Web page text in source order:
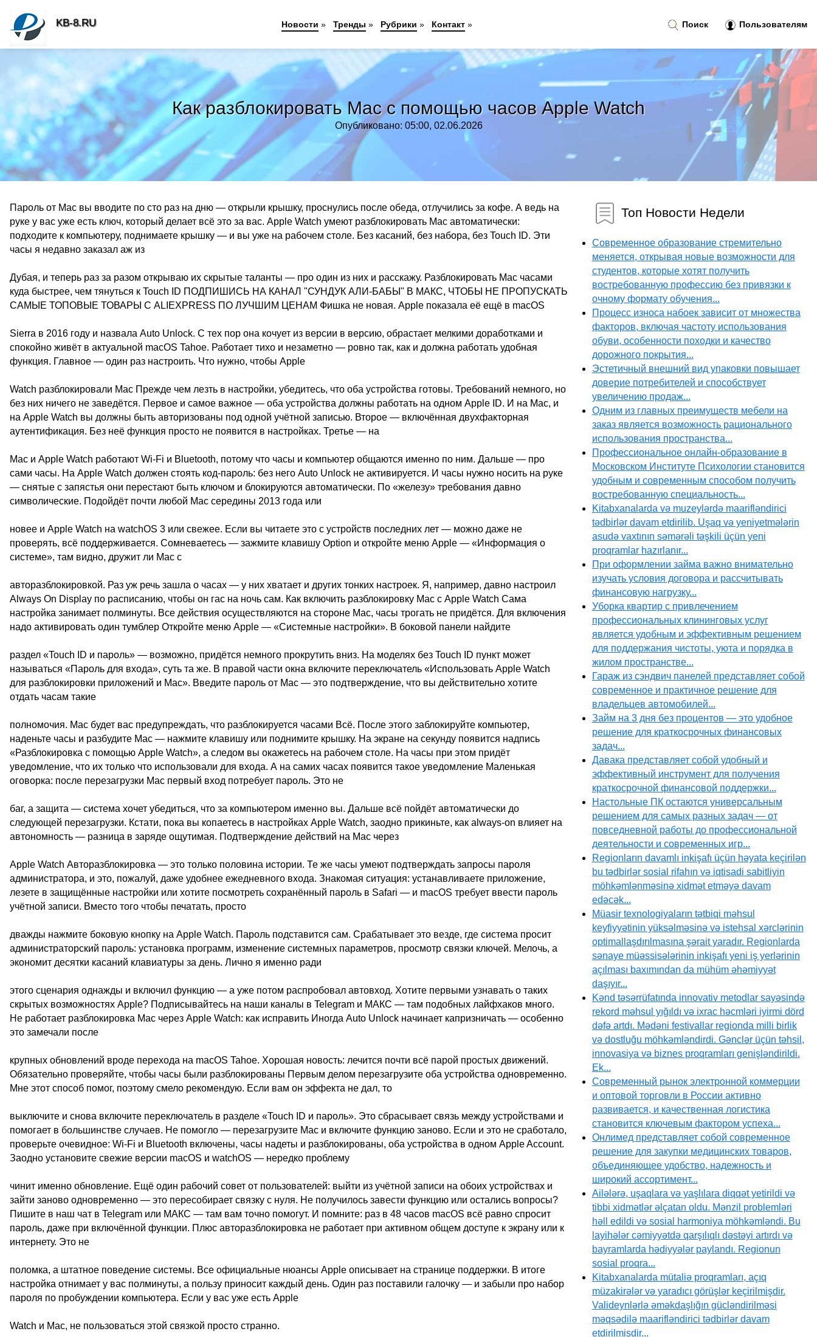
Как разблокировать Mac с помощью часов Apple Watch
Опубликовано: 05:00, 02.06.2026
Пароль от Mac вы вводите по сто раз на дню — открыли крышку, проснулись после обеда, отлучились за кофе. А ведь на
руке у вас уже есть ключ, который делает всё это за вас. Apple Watch умеют разблокировать Mac автоматически:
подходите к компьютеру, поднимаете крышку — и вы уже на рабочем столе. Без касаний, без набора, без Touch ID. Эти
часы я недавно заказал аж из
Дубая, и теперь раз за разом открываю их скрытые таланты — про один из них и расскажу. Разблокировать Mac часами
куда быстрее, чем тянуться к Touch ID ПОДПИШИСЬ НА КАНАЛ "СУНДУК АЛИ-БАБЫ" В МАКС, ЧТОБЫ НЕ ПРОПУСКАТЬ
САМЫЕ ТОПОВЫЕ ТОВАРЫ С ALIEXPRESS ПО ЛУЧШИМ ЦЕНАМ Фишка не новая. Apple показала её ещё в macOS
Sierra в 2016 году и назвала Auto Unlock. С тех пор она кочует из версии в версию, обрастает мелкими доработками и
спокойно живёт в актуальной macOS Tahoe. Работает тихо и незаметно — ровно так, как и должна работать удобная
функция. Главное — один раз настроить. Что нужно, чтобы Apple
Watch разблокировали Mac Прежде чем лезть в настройки, убедитесь, что оба устройства готовы. Требований немного, но
без них ничего не заведётся. Первое и самое важное — оба устройства должны работать на одном Apple ID. И на Mac, и
на Apple Watch вы должны быть авторизованы под одной учётной записью. Второе — включённая двухфакторная
аутентификация. Без неё функция просто не появится в настройках. Третье — на
Mac и Apple Watch работают Wi-Fi и Bluetooth, потому что часы и компьютер общаются именно по ним. Дальше — про
сами часы. На Apple Watch должен стоять код-пароль: без него Auto Unlock не активируется. И часы нужно носить на руке
— снятые с запястья они перестают быть ключом и блокируются автоматически. По «железу» требования давно
символические. Подойдёт почти любой Mac середины 2013 года или
новее и Apple Watch на watchOS 3 или свежее. Если вы читаете это с устройств последних лет — можно даже не
проверять, всё поддерживается. Сомневаетесь — зажмите клавишу Option и откройте меню Apple — «Информация о
системе», там видно, дружит ли Mac с
авторазблокировкой. Раз уж речь зашла о часах — у них хватает и других тонких настроек. Я, например, давно настроил
Always On Display по расписанию, чтобы он гас на ночь сам. Как включить разблокировку Mac с Apple Watch Сама
настройка занимает полминуты. Все действия осуществляются на стороне Mac, часы трогать не придётся. Для включения
надо активировать один тумблер Откройте меню Apple — «Системные настройки». В боковой панели найдите
раздел «Touch ID и пароль» — возможно, придётся немного прокрутить вниз. На моделях без Touch ID пункт может
называться «Пароль для входа», суть та же. В правой части окна включите переключатель «Использовать Apple Watch
для разблокировки приложений и Mac». Введите пароль от Mac — это подтверждение, что вы действительно хотите
отдать часам такие
полномочия. Mac будет вас предупреждать, что разблокируется часами Всё. После этого заблокируйте компьютер,
наденьте часы и разбудите Mac — нажмите клавишу или поднимите крышку. На экране на секунду появится надпись
«Разблокировка с помощью Apple Watch», а следом вы окажетесь на рабочем столе. На часы при этом придёт
уведомление, что их только что использовали для входа. А на самих часах появится такое уведомление Маленькая
оговорка: после перезагрузки Mac первый вход потребует пароль. Это не
баг, а защита — система хочет убедиться, что за компьютером именно вы. Дальше всё пойдёт автоматически до
следующей перезагрузки. Кстати, пока вы копаетесь в настройках Apple Watch, заодно прикиньте, как always-on влияет на
автономность — разница в заряде ощутимая. Подтверждение действий на Mac через
Apple Watch Авторазблокировка — это только половина истории. Те же часы умеют подтверждать запросы пароля
администратора, и это, пожалуй, даже удобнее ежедневного входа. Знакомая ситуация: устанавливаете приложение,
лезете в защищённые настройки или хотите посмотреть сохранённый пароль в Safari — и macOS требует ввести пароль
учётной записи. Вместо того чтобы печатать, просто
дважды нажмите боковую кнопку на Apple Watch. Пароль подставится сам. Срабатывает это везде, где система просит
администраторский пароль: установка программ, изменение системных параметров, просмотр связки ключей. Мелочь, а
экономит десятки касаний клавиатуры за день. Лично я именно ради
этого сценария однажды и включил функцию — а уже потом распробовал автовход. Хотите первыми узнавать о таких
скрытых возможностях Apple? Подписывайтесь на наши каналы в Telegram и МАКС — там подобных лайфхаков много.
Не работает разблокировка Mac через Apple Watch: как исправить Иногда Auto Unlock начинает капризничать — особенно
это замечали после
крупных обновлений вроде перехода на macOS Tahoe. Хорошая новость: лечится почти всё парой простых движений.
Обязательно проверяйте, чтобы часы были разблокированы Первым делом перезагрузите оба устройства одновременно.
Мне этот способ помог, поэтому смело рекомендую. Если вам он эффекта не дал, то
выключите и снова включите переключатель в разделе «Touch ID и пароль». Это сбрасывает связь между устройствами и
помогает в большинстве случаев. Не помогло — перезагрузите Mac и включите функцию заново. Если и это не сработало,
проверьте очевидное: Wi-Fi и Bluetooth включены, часы надеты и разблокированы, оба устройства в одном Apple Account.
Заодно установите свежие версии macOS и watchOS — нередко проблему
чинит именно обновление. Ещё один рабочий совет от пользователей: выйти из учётной записи на обоих устройствах и
зайти заново одновременно — это пересобирает связку с нуля. Не получилось завести функцию или остались вопросы?
Пишите в наш чат в Telegram или МАКС — там вам точно помогут. И помните: раз в 48 часов macOS всё равно спросит
пароль, даже при включённой функции. Плюс авторазблокировка не работает при активном общем доступе к экрану или к
интернету. Это не
поломка, а штатное поведение системы. Все официальные нюансы Apple описывает на странице поддержки. В итоге
настройка отнимает у вас полминуты, а пользу приносит каждый день. Один раз поставили галочку — и забыли про набор
пароля по пробуждении компьютера. Если у вас уже есть Apple
Watch и Mac, не пользоваться этой связкой просто странно.
Топ Новости Недели
Современное образование стремительно
меняется, открывая новые возможности для
студентов, которые хотят получить
востребованную профессию без привязки к
очному формату обучения...
Процесс износа набоек зависит от множества
факторов, включая частоту использования
обуви, особенности походки и качество
дорожного покрытия...
Эстетичный внешний вид упаковки повышает
доверие потребителей и способствует
увеличению продаж...
Одним из главных преимуществ мебели на
заказ является возможность рационального
использования пространства...
Профессиональное онлайн-образование в
Московском Институте Психологии становится
удобным и современным способом получить
востребованную специальность...
Kitabxanalarda və muzeylərdə maarifləndirici
tədbirlər davam etdirilib. Uşaq və yeniyetmələrin
asudə vaxtının səmərəli təşkili üçün yeni
proqramlar hazırlanır...
При оформлении займа важно внимательно
изучать условия договора и рассчитывать
финансовую нагрузку...
Уборка квартир с привлечением
профессиональных клининговых услуг
является удобным и эффективным решением
для поддержания чистоты, уюта и порядка в
жилом пространстве...
Гараж из сэндвич панелей представляет собой
современное и практичное решение для
владельцев автомобилей...
Займ на 3 дня без процентов — это удобное
решение для краткосрочных финансовых
задач...
Давака представляет собой удобный и
эффективный инструмент для получения
краткосрочной финансовой поддержки...
Настольные ПК остаются универсальным
решением для самых разных задач — от
повседневной работы до профессиональной
деятельности и современных игр...
Regionların davamlı inkişafı üçün həyata keçirilən
bu tədbirlər sosial rifahın və iqtisadi sabitliyin
möhkəmlənməsinə xidmət etməyə davam
edəcək...
Müasir texnologiyaların tətbiqi məhsul
keyfiyyətinin yüksəlməsinə və istehsal xərclərinin
optimallaşdırılmasına şərait yaradır. Regionlarda
sənaye müəssisələrinin inkişafı yeni iş yerlərinin
açılması baxımından da mühüm əhəmiyyət
daşıyır...
Kənd təsərrüfatında innovativ metodlar sayəsində
rekord məhsul yığıldı və ixrac həcmləri iyirmi dörd
dəfə artdı. Mədəni festivallar regionda milli birlik
və dostluğu möhkəmləndirdi. Gənclər üçün təhsil,
innovasiya və biznes proqramları genişləndirildi.
Ek...
Современный рынок электронной коммерции
и оптовой торговли в России активно
развивается, и качественная логистика
становится ключевым фактором успеха...
Онлимед представляет собой современное
решение для закупки медицинских товаров,
объединяющее удобство, надежность и
широкий ассортимент...
Ailələrə, uşaqlara və yaşlılara diqqət yetirildi və
tibbi xidmətlər əlçatan oldu. Mənzil problemləri
həll edildi və sosial harmoniya möhkəmləndi. Bu
layihələr cəmiyyətdə qarşılıqlı dəstəyi artırdı və
bayramlarda hədiyyələr paylandı. Regionun
sosial proqra...
Kitabxanalarda mütaliə proqramları, açıq
müzakirələr və yaradıcı görüşlər keçirilmişdir.
Valideynlərlə əməkdaşlığın gücləndirilməsi
məqsədilə maarifləndirici tədbirlər davam
etdirilmişdir...
Поиск Пользователям
KB-8.RU Новости » Тренды » Рубрики » Контакт »